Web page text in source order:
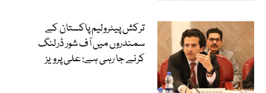
ترکش پیٹرولیم پاکستان کے
سمندروں میں آف شور ڈرلنگ
کرنے جا رہی ہے: علی پرویز